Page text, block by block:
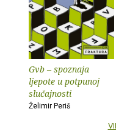
Gvb – spoznaja
ljepote u potpunoj
slučajnosti
Želimir Periš